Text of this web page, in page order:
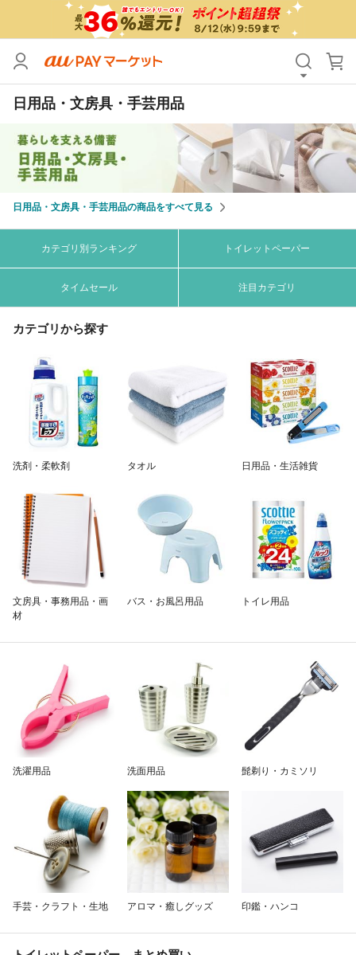
日用品・文房具・手芸用品
日用品・文房具・手芸用品の商品をすべて見る
カテゴリ別ランキング トイレットペーパー
タイムセール 注目カテゴリ
カテゴリから探す
洗剤・柔軟剤 タオル 日用品・生活雑貨
文房具・事務用品・画
材
バス・お風呂用品 トイレ用品
洗濯用品 洗面用品 髭剃り・カミソリ
手芸・クラフト・生地 アロマ・癒しグッズ 印鑑・ハンコ
カテゴリ すべて
価格
支払い方法 すべて
その他の条件
送料無料 タイムセール
Pontaパス特典対象すべて ポイントUPセレクトのみ
キーワード
除外ワード